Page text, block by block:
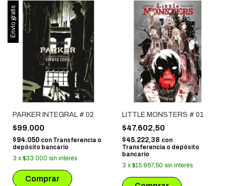
Envío gratis
PARKER INTEGRAL # 02
$99.000
$94.050 con Transferencia o
depósito bancario
3 x $33.000 sin interés
LITTLE MONSTERS # 01
$47.602,50
$45.222,38 con
Transferencia o depósito
bancario
3 x $15.867,50 sin interés